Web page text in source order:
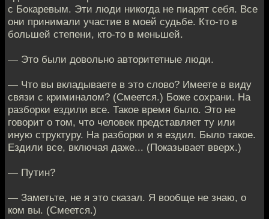
с Бокаревым. Эти люди никогда не пиарят себя. Все
они принимали участие в моей судьбе. Кто-то в
большей степени, кто-то в меньшей.
— Это были довольно авторитетные люди.
— Что вы вкладываете в это слово? Имеете в виду
связи с криминалом? (Смеется.) Боже сохрани. На
разборки ездили все. Такое время было. Это не
говорит о том, что человек представляет ту или
иную структуру. На разборки и я ездил. Было такое.
Ездили все, включая даже... (Показывает вверх.)
— Путин?
— Заметьте, не я это сказал. Я вообще не знаю, о
ком вы. (Смеется.)